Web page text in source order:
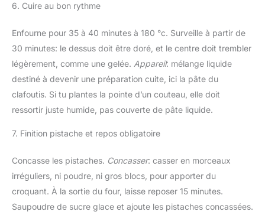
6. Cuire au bon rythme
Enfourne pour 35 à 40 minutes à 180 °c. Surveille à partir de
30 minutes: le dessus doit être doré, et le centre doit trembler
légèrement, comme une gelée. Appareil: mélange liquide
destiné à devenir une préparation cuite, ici la pâte du
clafoutis. Si tu plantes la pointe d’un couteau, elle doit
ressortir juste humide, pas couverte de pâte liquide.
7. Finition pistache et repos obligatoire
Concasse les pistaches. Concasser: casser en morceaux
irréguliers, ni poudre, ni gros blocs, pour apporter du
croquant. À la sortie du four, laisse reposer 15 minutes.
Saupoudre de sucre glace et ajoute les pistaches concassées.